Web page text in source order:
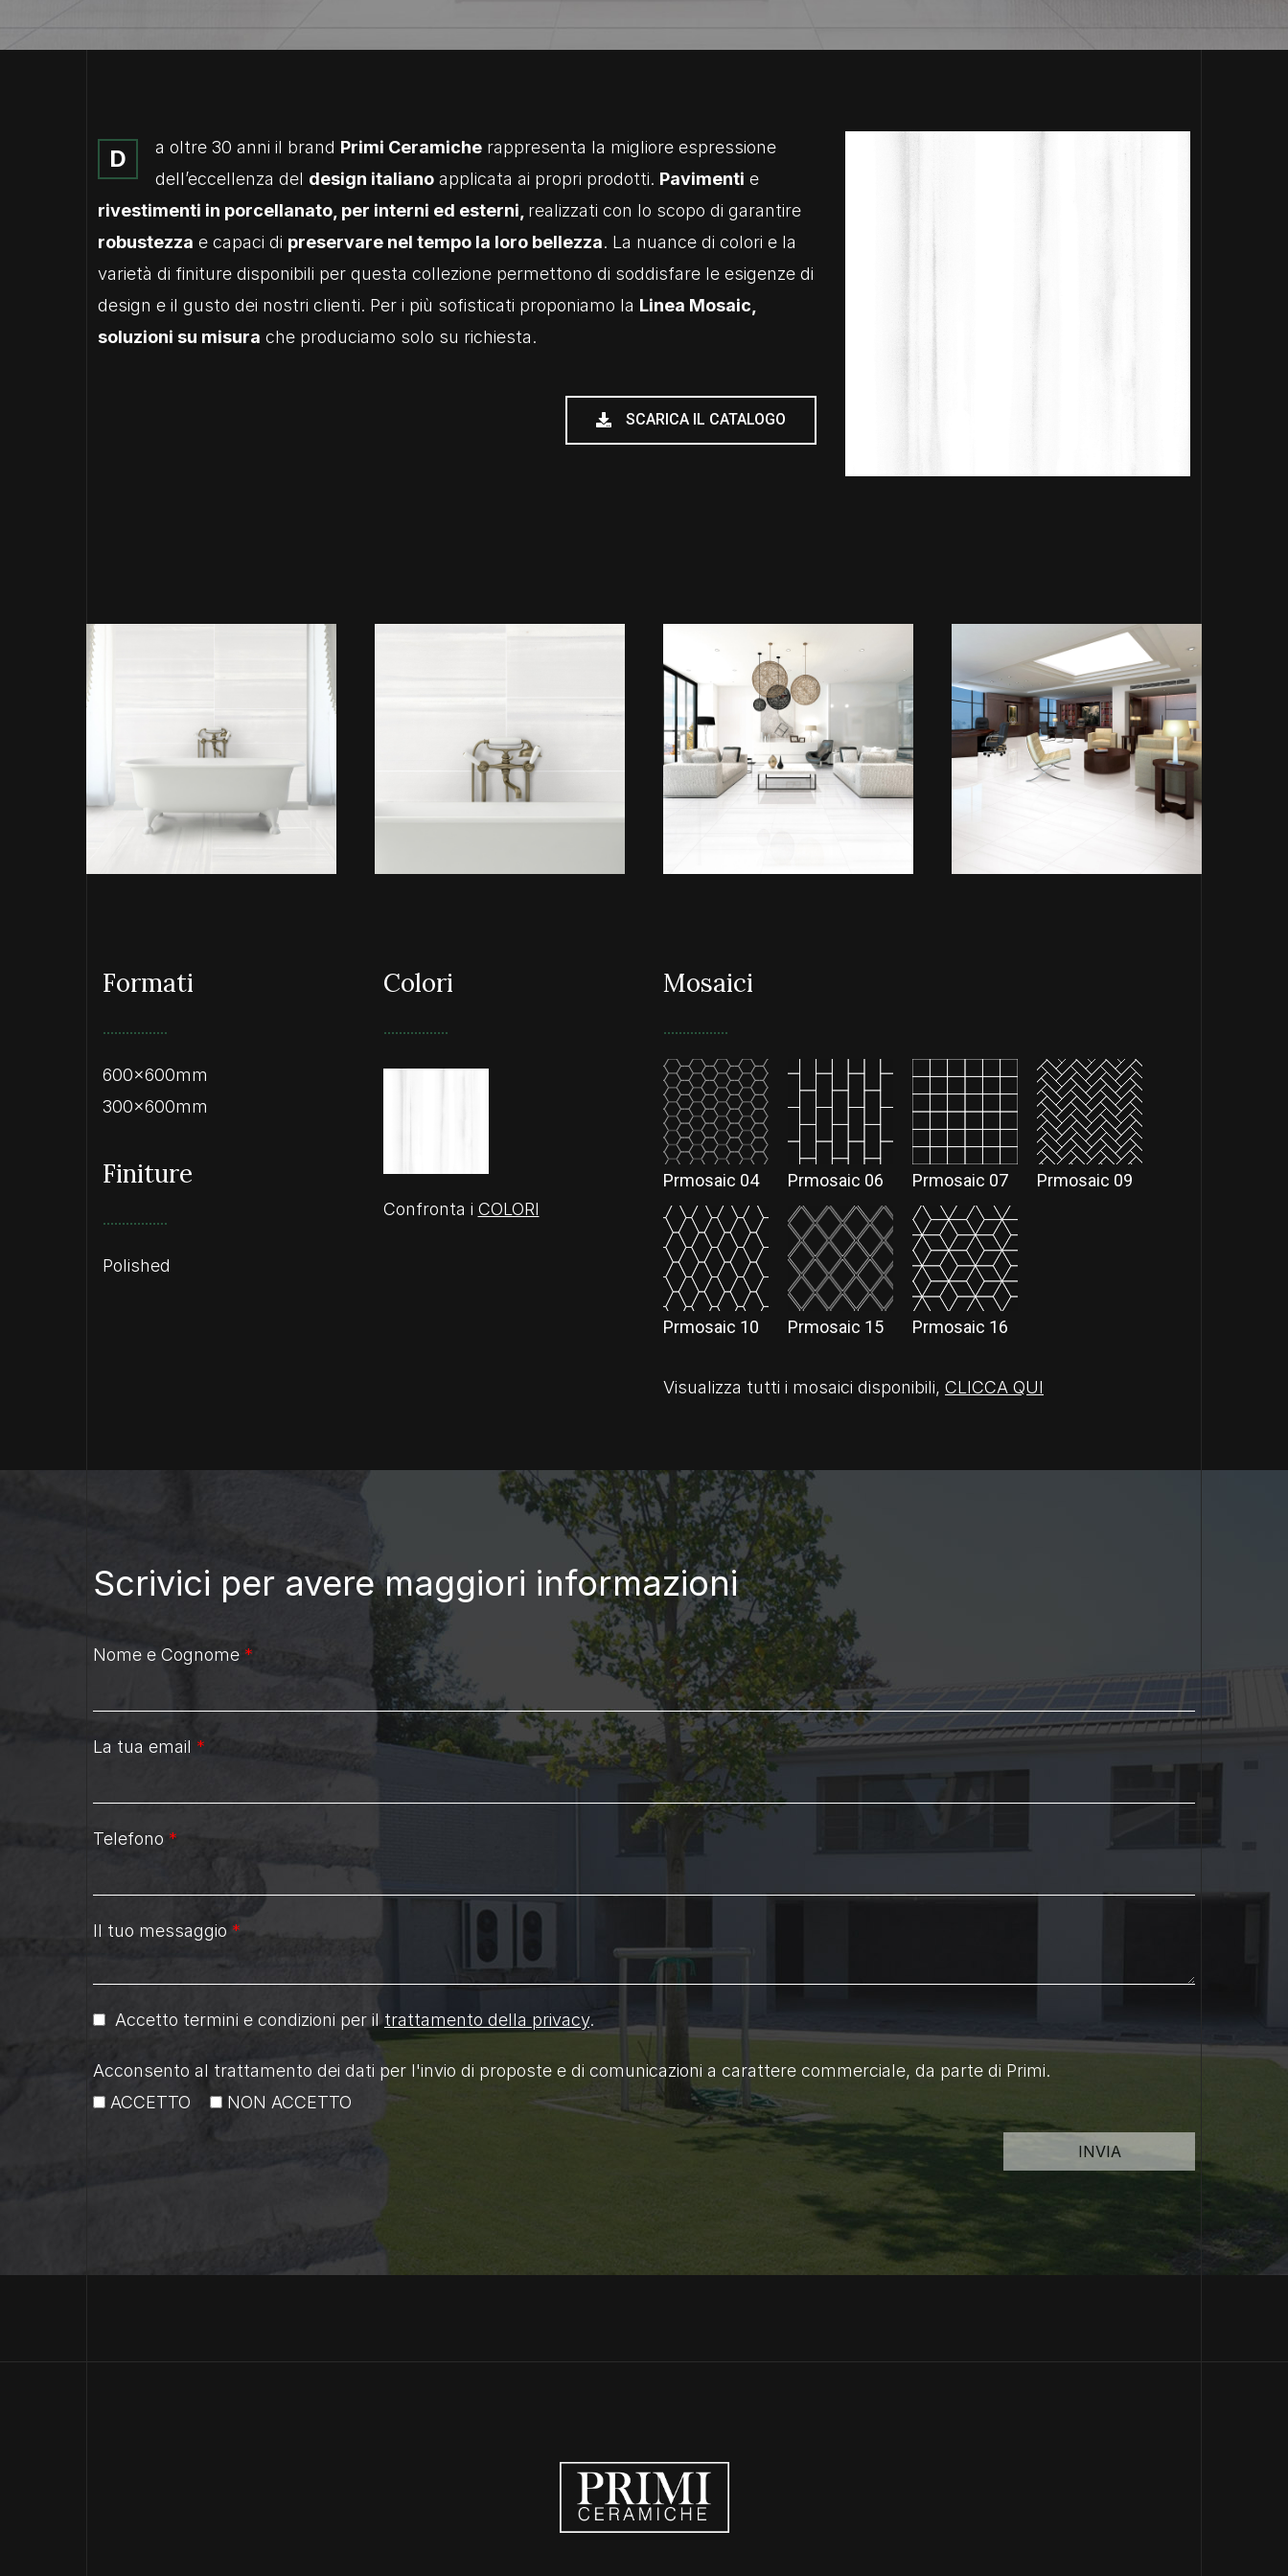
D a oltre 30 anni il brand Primi Ceramiche rappresenta la migliore espressione
dell’eccellenza del design italiano applicata ai propri prodotti. Pavimenti e
rivestimenti in porcellanato, per interni ed esterni, realizzati con lo scopo di garantire
robustezza e capaci di preservare nel tempo la loro bellezza. La nuance di colori e la
varietà di finiture disponibili per questa collezione permettono di soddisfare le esigenze di
design e il gusto dei nostri clienti. Per i più sofisticati proponiamo la Linea Mosaic,
soluzioni su misura che produciamo solo su richiesta.
SCARICA IL CATALOGO
Formati
600x600mm
300x600mm
Finiture
Polished
Colori
Confronta i COLORI
Mosaici
Prmosaic 04 Prmosaic 06 Prmosaic 07 Prmosaic 09
Prmosaic 10 Prmosaic 15 Prmosaic 16
Visualizza tutti i mosaici disponibili, CLICCA QUI
Scrivici per avere maggiori informazioni
Nome e Cognome *
La tua email *
Telefono *
Il tuo messaggio *
Accetto termini e condizioni per iltrattamento della privacy.
Acconsento al trattamento dei dati per l'invio di proposte e di comunicazioni a carattere commerciale, da parte di Primi.
ACCETTO
NON ACCETTO